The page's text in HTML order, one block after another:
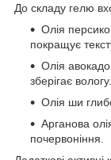
До складу гелю
Олія
покращує
Олія авокадо
зберігає вологу.
Олія ши
Арганова
почервоніння.